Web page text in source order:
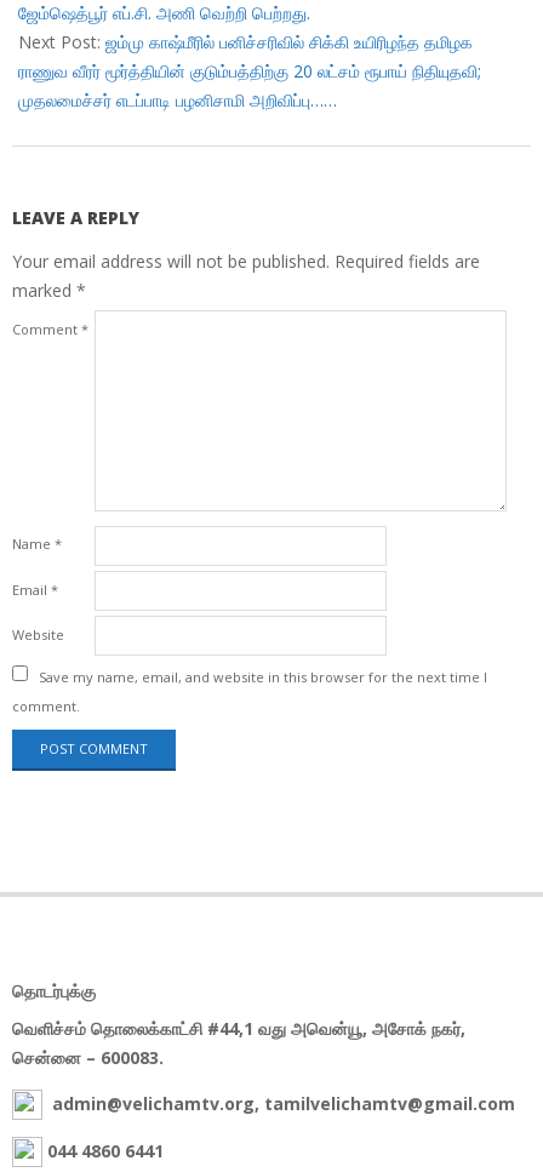
ஜேம்ஷெத்பூர் எப்.சி. அணி வெற்றி பெற்றது.
Next Post: ஜம்மு காஷ்மீரில் பனிச்சரிவில் சிக்கி உயிரிழந்த தமிழக
ராணுவ வீரர் மூர்த்தியின் குடும்பத்திற்கு 20 லட்சம் ரூபாய் நிதியுதவி;
முதலமைச்சர் எடப்பாடி பழனிசாமி அறிவிப்பு……
LEAVE A REPLY
Your email address will not be published. Required fields are
marked *
Comment *
Name *
Email *
Website
Save my name, email, and website in this browser for the next time I
comment.
தொடர்புக்கு
வெளிச்சம் தொலைக்காட்சி #44,1 வது அவென்யூ, அசோக் நகர்,
சென்னை – 600083.
admin@velichamtv.org, tamilvelichamtv@gmail.com
044 4860 6441